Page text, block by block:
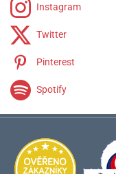
Instagram
Twitter
Pinterest
Spotify